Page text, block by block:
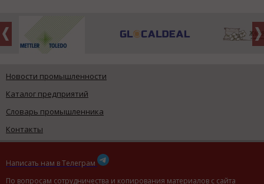
Новости промышленности
Каталог предприятий
Словарь промышленника
Контакты
Написать нам в Телеграм
По вопросам сотрудничества и копирования материалов с сайта